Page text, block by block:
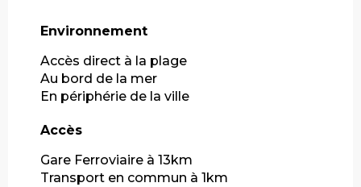
Environnement
Environnement
Accès direct à la plage
Au bord de la mer
En périphérie de la ville
Accès
Accès
Gare Ferroviaire à 13km
Transport en commun à 1km